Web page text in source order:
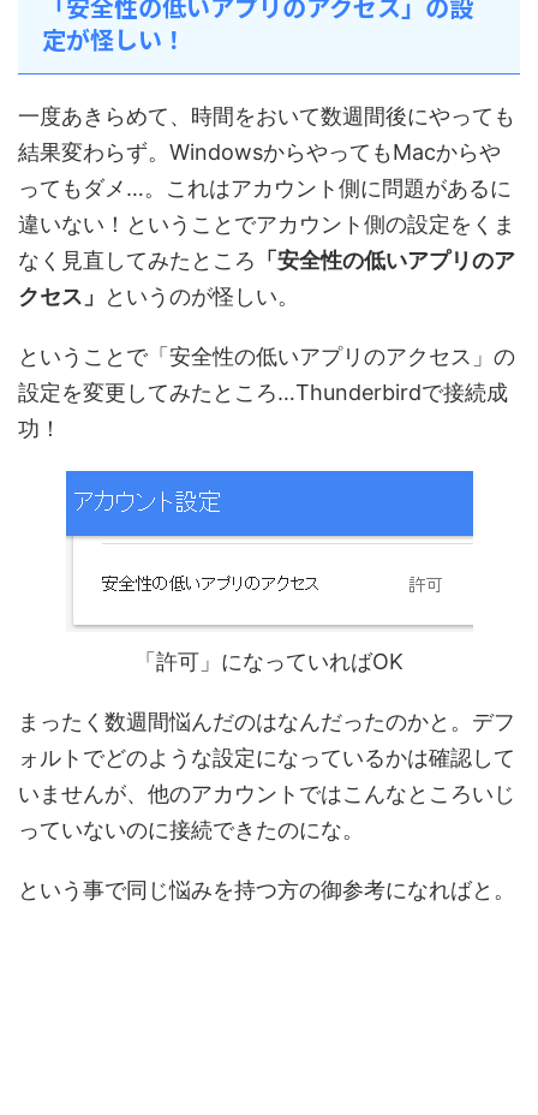
定が怪しい！
一度あきらめて、時間をおいて数週間後にやっても
結果変わらず。WindowsからやってもMacからや
ってもダメ…。これはアカウント側に問題があるに
違いない！ということでアカウント側の設定をくま
なく見直してみたところ 「安全性の低いアプリのア
クセス」
というのが怪しい。
ということで「安全性の低いアプリのアクセス」の
設定を変更してみたところ…Thunderbirdで接続成
功！
「許可」になっていればOK
まったく数週間悩んだのはなんだったのかと。デフ
ォルトでどのような設定になっているかは確認して
いませんが、他のアカウントではこんなところいじ
っていないのに接続できたのにな。
という事で同じ悩みを持つ方の御参考になればと。